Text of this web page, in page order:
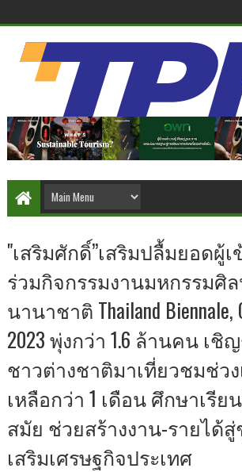
"เสริมศักดิ์”เสริมปลื้มยอดผู้
ร่วมกิจกรรมงานมหกรรมศิ
นานาชาติ Thailand Biennale,
2023 พุ่งกว่า 1.6 ล้านคน เ
ชาวต่างชาติมาเที่ยวชมช่ว
เหลือกว่า 1 เดือน ศึกษาเรีย
สมัย ช่วยสร้างงาน-รายได้
เสริมเศรษฐกิจประเทศ